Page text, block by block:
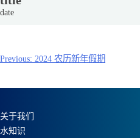
date
文
导
Previous: 2024 农历新年假期
关于我们
水知识